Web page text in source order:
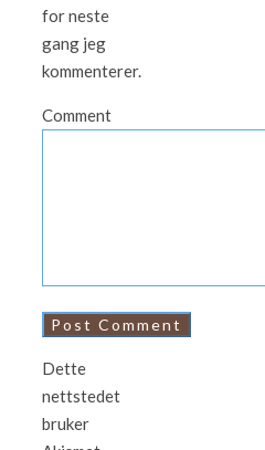
for neste
gang jeg
kommenterer.
Comment
Dette
nettstedet
bruker